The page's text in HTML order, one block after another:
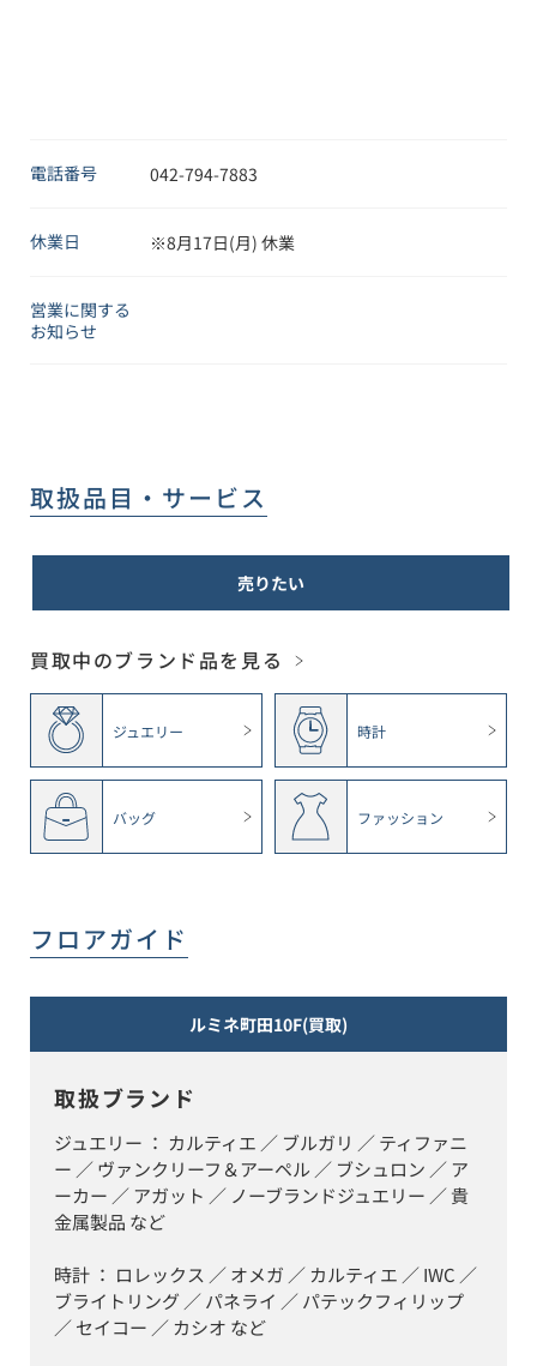
電話番号 042-794-7883
休業日 ※8月17日(月) 休業
営業に関する
お知らせ
取扱品目・サービス
売りたい
買取中のブランド品を見る
ジュエリー 時計
バッグ ファッション
フロアガイド
ルミネ町田10F(買取)
取扱ブランド
ジュエリー ： カルティエ ／ ブルガリ ／ ティファニ
ー ／ ヴァンクリーフ＆アーペル ／ ブシュロン ／ ア
ーカー ／ アガット ／ ノーブランドジュエリー ／ 貴
金属製品 など
時計 ： ロレックス ／ オメガ ／ カルティエ ／ IWC ／
ブライトリング ／ パネライ ／ パテックフィリップ
／ セイコー ／ カシオ など